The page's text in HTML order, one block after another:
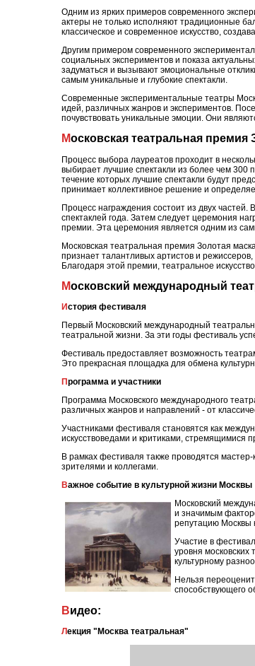
Одним из ярких примеров современного
актеры не только исполняют традиционные
классическое и современное искусство,
Другим примером современного
социальных экспериментов и показа
задуматься и вызывают эмоциональные
самым уникальные и глубокие спектакли.
Современные экспериментальные театры
идей, различных жанров и экспериментов.
почувствовать уникальные эмоции. Они
Московская театральная премия
Процесс выбора лауреатов проходит в
выбирает лучшие спектакли из более чем 300
течение которых лучшие спектакли будут
принимает коллективное решение и
Процесс награждения состоит из двух
спектаклей года. Затем следует церемония
премии. Эта церемония является одним из
Московская театральная премия Золотая
признает талантливых артистов и
Благодаря этой премии, театральное
Московский международный
История фестиваля
Первый Московский международный
театральной жизни. За эти годы фестиваль
Фестиваль предоставляет возможность
Это прекрасная площадка для обмена
Программа и участники
Программа Московского международного
различных жанров и направлений - от
Участниками фестиваля становятся как
искусствоведами и критиками, стремящимися
В рамках фестиваля также проводятся
зрителями и коллегами.
Важное событие в культурной жизни Москвы
Московский
и значимым
репутацию Москвы
Участие в
уровня московских
культурному
Нельзя
способствующего
Видео:
Лекция "Москва театральная"